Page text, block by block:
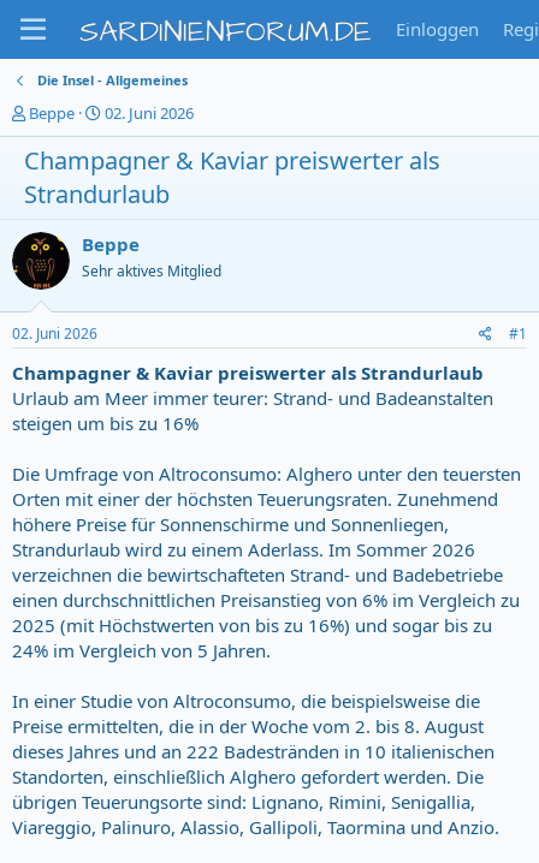
SARDINIENFORUM.DE Einloggen
Die Insel - Allgemeines
T
h
e
m
e
s
t
a
r
e
r
Beppe
S
t
a
r
t
a
t
m
02. Juni 2026
Champagner & Kaviar preiswerter als
Strandurlaub
Beppe
Sehr aktives Mitglied
02. Juni 2026 #1
Champagner & Kaviar preiswerter als Strandurlaub
Urlaub am Meer immer teurer: Strand- und Badeanstalten
steigen um bis zu 16%
Die Umfrage von Altroconsumo: Alghero unter den teuersten
Orten mit einer der höchsten Teuerungsraten. Zunehmend
höhere Preise für Sonnenschirme und Sonnenliegen,
Strandurlaub wird zu einem Aderlass. Im Sommer 2026
verzeichnen die bewirtschafteten Strand- und Badebetriebe
einen durchschnittlichen Preisanstieg von 6% im Vergleich zu
2025 (mit Höchstwerten von bis zu 16%) und sogar bis zu
24% im Vergleich von 5 Jahren.
In einer Studie von Altroconsumo, die beispielsweise die
Preise ermittelten, die in der Woche vom 2. bis 8. August
dieses Jahres und an 222 Badestränden in 10 italienischen
Standorten, einschließlich Alghero gefordert werden. Die
übrigen Teuerungsorte sind: Lignano, Rimini, Senigallia,
Viareggio, Palinuro, Alassio, Gallipoli, Taormina und Anzio.